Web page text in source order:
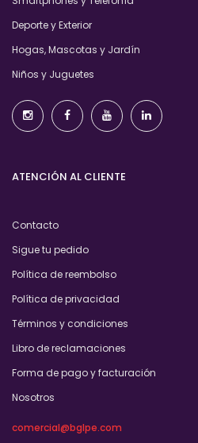
Deporte y Exterior
Hogas, Mascotas y Jardín
Niños y Juguetes
ATENCIÓN AL CLIENTE
Contacto
Sigue tu pedido
Política de reembolso
Política de privacidad
Términos y condiciones
Libro de reclamaciones
Forma de pago y facturación
Nosotros
comercial@bglpe.com